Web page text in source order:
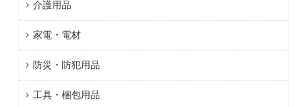
介護用品
家電・電材
防災・防犯用品
工具・梱包用品